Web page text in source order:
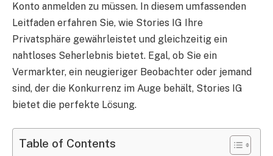
Konto anmelden zu müssen. In diesem umfassenden
Leitfaden erfahren Sie, wie Stories IG Ihre
Privatsphäre gewährleistet und gleichzeitig ein
nahtloses Seherlebnis bietet. Egal, ob Sie ein
Vermarkter, ein neugieriger Beobachter oder jemand
sind, der die Konkurrenz im Auge behält, Stories IG
bietet die perfekte Lösung.
Table of Contents